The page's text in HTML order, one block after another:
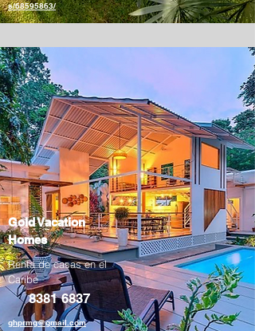
s/68595863/
Gold Vacation
Homes
Renta de casas en el
Caribe
8381 6837
ghprmg@gmail.com